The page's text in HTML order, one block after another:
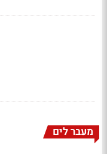
מעבר לים